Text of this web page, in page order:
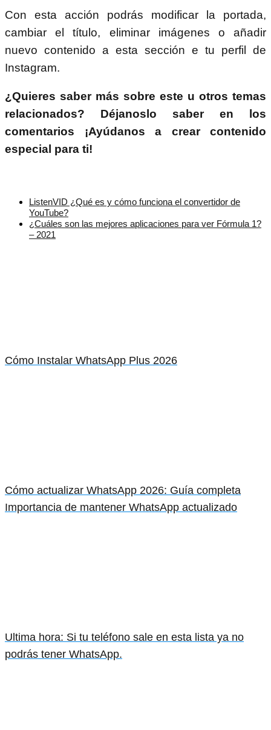
Con esta acción podrás modificar la portada,
cambiar el título, eliminar imágenes o añadir
nuevo contenido a esta sección e tu perfil de
Instagram.
¿Quieres saber más sobre este u otros temas
relacionados? Déjanoslo saber en los
comentarios ¡Ayúdanos a crear contenido
especial para ti!
ListenVID ¿Qué es y cómo funciona el convertidor de
YouTube?
¿Cuáles son las mejores aplicaciones para ver Fórmula 1?
– 2021
Cómo Instalar WhatsApp Plus 2026
Cómo actualizar WhatsApp 2026: Guía completa
Importancia de mantener WhatsApp actualizado
Ultima hora: Si tu teléfono sale en esta lista ya no
podrás tener WhatsApp.